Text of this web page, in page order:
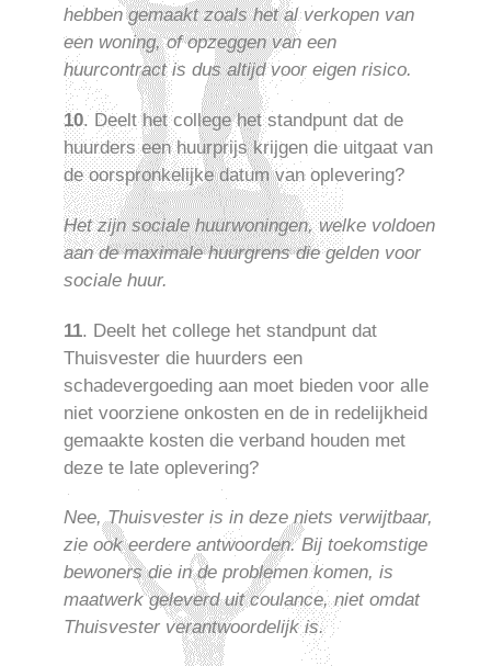
hebben gemaakt zoals het al verkopen van
een woning, of opzeggen van een
huurcontract is dus altijd voor eigen risico.
10. Deelt het college het standpunt dat de
huurders een huurprijs krijgen die uitgaat van
de oorspronkelijke datum van oplevering?
Het zijn sociale huurwoningen, welke voldoen
aan de maximale huurgrens die gelden voor
sociale huur.
11. Deelt het college het standpunt dat
Thuisvester die huurders een
schadevergoeding aan moet bieden voor alle
niet voorziene onkosten en de in redelijkheid
gemaakte kosten die verband houden met
deze te late oplevering?
Nee, Thuisvester is in deze niets verwijtbaar,
zie ook eerdere antwoorden. Bij toekomstige
bewoners die in de problemen komen, is
maatwerk geleverd uit coulance, niet omdat
Thuisvester verantwoordelijk is.